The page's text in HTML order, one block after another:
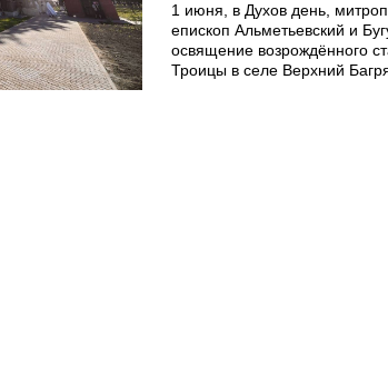
1 июня, в Духов день,
епископ Альметьевский и
освящение возрождённого
Троицы в селе Верхний